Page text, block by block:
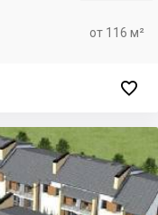
от 116 м²
